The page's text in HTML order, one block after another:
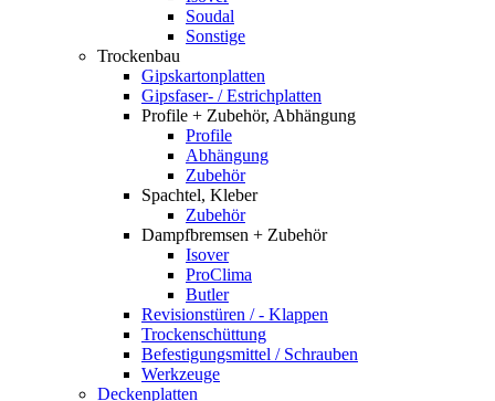
Soudal
Sonstige
Trockenbau
Gipskartonplatten
Gipsfaser- / Estrichplatten
Profile + Zubehör, Abhängung
Profile
Abhängung
Zubehör
Spachtel, Kleber
Zubehör
Dampfbremsen + Zubehör
Isover
ProClima
Butler
Revisionstüren / - Klappen
Trockenschüttung
Befestigungsmittel / Schrauben
Werkzeuge
Deckenplatten